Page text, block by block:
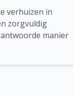
verhuizen in
zorgvuldig
manier